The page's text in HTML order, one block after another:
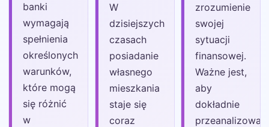
banki
wymagają
spełnienia
określonych
warunków,
które mogą
się różnić
w
W
dzisiejszych
czasach
posiadanie
własnego
mieszkania
staje się
coraz
zrozumienie
swojej
sytuacji
finansowej.
Ważne jest,
aby
dokładnie
przeanalizować